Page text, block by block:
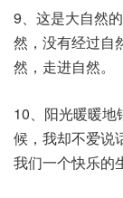
9、这是大自然
然，没有经过自
然，走进自然。
10、阳光暖暖
候，我却不爱说
我们一个快乐的